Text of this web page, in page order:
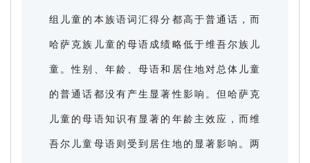
组儿童的本族语词汇得分都高于普通话，而
哈萨克族儿童的母语成绩略低于维吾尔族儿
童。性别、年龄、母语和居住地对总体儿童
的普通话都没有产生显著性影响。但哈萨克
儿童的母语知识有显著的年龄主效应，而维
吾尔儿童母语则受到居住地的显著影响。两